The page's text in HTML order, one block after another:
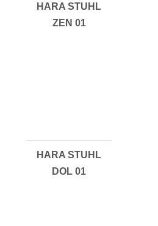
HARA STUHL
ZEN 01
HARA STUHL
DOL 01